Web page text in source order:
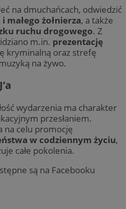
na dmuchańcach, odwiedzić
małego żołnierza, a także
ruchu drogowego. Z
m.in. prezentację
kryminalną oraz strefę
na żywo.
wydarzenia ma charakter
przesłaniem.
na celu promocję
w codziennym życiu,
całe pokolenia.
są na Facebooku